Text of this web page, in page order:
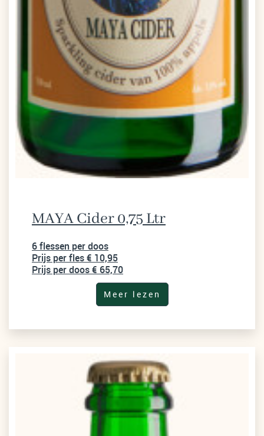
MAYA Cider 0,75 Ltr
6 flessen per doos
Prijs per fles € 10,95
Prijs per doos € 65,70
Meer lezen